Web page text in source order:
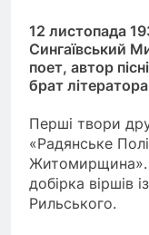
12 листопада
Сингаївський
поет, автор
брат
Перші твори
«Радянське
Житомирщина».
добірка віршів
Рильського.